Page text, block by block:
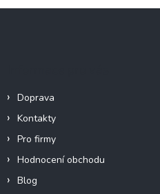
Doprava
Kontakty
Pro firmy
Hodnocení obchodu
Blog